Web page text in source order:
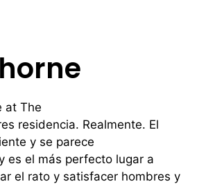
at The
residencia. Realmente. El
y se parece
es el más perfecto lugar a
el rato y satisfacer hombres y